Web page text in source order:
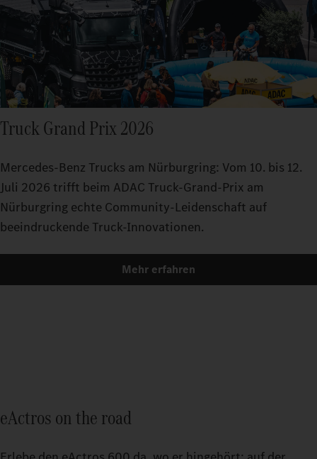
Truck Grand Prix 2026
Mercedes-Benz Trucks am Nürburgring: Vom 10. bis 12.
Juli 2026 trifft beim ADAC Truck-Grand-Prix am
Nürburgring echte Community-Leidenschaft auf
beeindruckende Truck-Innovationen.
Mehr erfahren
eActros on the road